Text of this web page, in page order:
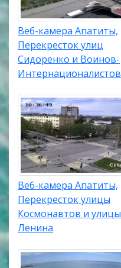
Веб-камера Апатиты,
Перекресток улиц
Сидоренко и Воинов-
Интернационалистов
Веб-камера Апатиты,
Перекресток улицы
Космонавтов и улицы
Ленина